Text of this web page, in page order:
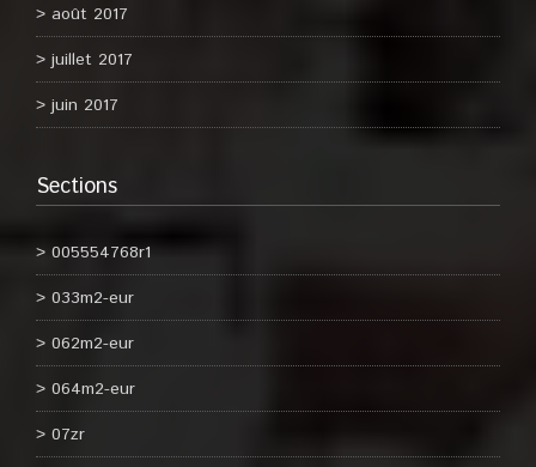
août 2017
juillet 2017
juin 2017
Sections
005554768r1
033m2-eur
062m2-eur
064m2-eur
07zr